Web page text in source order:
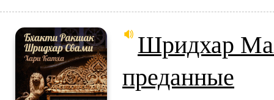
Шридхар
преданные